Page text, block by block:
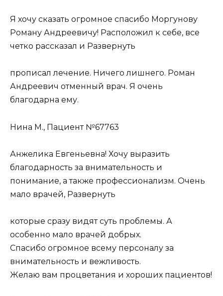
Я хочу сказать огромное спасибо Моргунову
Роману Андреевичу! Расположил к себе, все
четко рассказал и Развернуть
прописал лечение. Ничего лишнего. Роман
Андреевич отменный врач. Я очень
благодарна ему.
Нина М., Пациент №67763
Анжелика Евгеньевна! Хочу выразить
благодарность за внимательность и
понимание, а также профессионализм. Очень
мало врачей, Развернуть
которые сразу видят суть проблемы. А
особенно мало врачей добрых.
Спасибо огромное всему персоналу за
внимательность и вежливость.
Желаю вам процветания и хороших пациентов!